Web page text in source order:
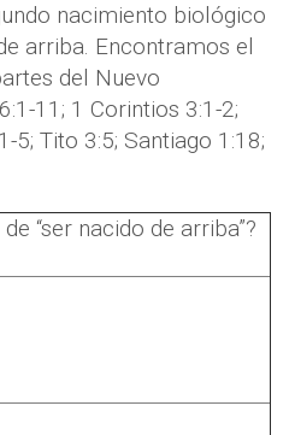
nacimiento biológico
arriba. Encontramos el
del Nuevo
11; 1 Corintios 3:1-2;
5; Tito 3:5; Santiago 1:18;
“ser nacido de arriba”?